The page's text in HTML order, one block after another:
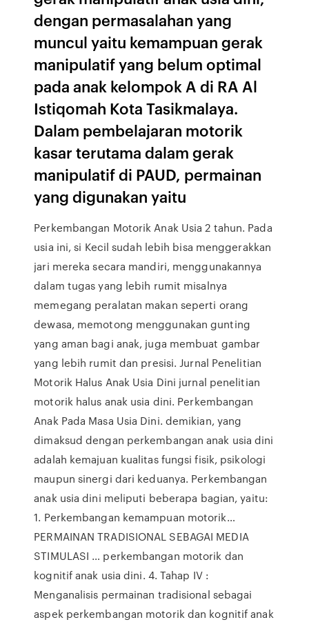
dengan permasalahan yang
muncul yaitu kemampuan gerak
manipulatif yang belum optimal
pada anak kelompok A di RA Al
Istiqomah Kota Tasikmalaya.
Dalam pembelajaran motorik
kasar terutama dalam gerak
manipulatif di PAUD, permainan
yang digunakan yaitu
Perkembangan Motorik Anak Usia 2 tahun. Pada
usia ini, si Kecil sudah lebih bisa menggerakkan
jari mereka secara mandiri, menggunakannya
dalam tugas yang lebih rumit misalnya
memegang peralatan makan seperti orang
dewasa, memotong menggunakan gunting
yang aman bagi anak, juga membuat gambar
yang lebih rumit dan presisi. Jurnal Penelitian
Motorik Halus Anak Usia Dini jurnal penelitian
motorik halus anak usia dini. Perkembangan
Anak Pada Masa Usia Dini. demikian, yang
dimaksud dengan perkembangan anak usia dini
adalah kemajuan kualitas fungsi fisik, psikologi
maupun sinergi dari keduanya. Perkembangan
anak usia dini meliputi beberapa bagian, yaitu:
1. Perkembangan kemampuan motorik…
PERMAINAN TRADISIONAL SEBAGAI MEDIA
STIMULASI … perkembangan motorik dan
kognitif anak usia dini. 4. Tahap IV :
Menganalisis permainan tradisional sebagai
aspek perkembangan motorik dan kognitif anak